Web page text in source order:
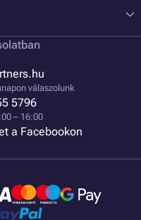
válaszolunk
5796
– 16:00
a Facebookon